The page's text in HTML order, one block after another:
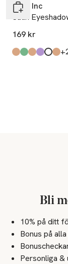
Rose Inc
Satin
169 kr
Produkten finns
Copper
Khaki Shimmer
Satin Cocoa,
Satin Plum,
White Gold
Satin Copper,
Bli
10% på ditt
Bonus på
Personliga &